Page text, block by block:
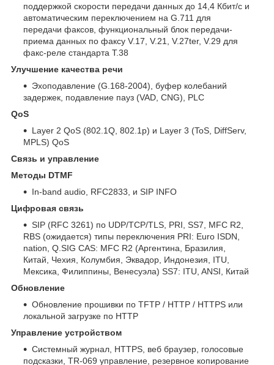
поддержкой скорости передачи данных до 14,4 Кбит/с и
автоматическим переключением на G.711 для
передачи факсов, функциональный блок передачи-
приема данных по факсу V.17, V.21, V.27ter, V.29 для
факс-реле стандарта T.38
Улучшение качества речи
Эхоподавление (G.168-2004), буфер колебаний
задержек, подавление пауз (VAD, CNG), PLC
QoS
Layer 2 QoS (802.1Q, 802.1p) и Layer 3 (ToS, DiffServ,
MPLS) QoS
Связь и управление
Методы DTMF
In-band audio, RFC2833, и SIP INFO
Цифровая связь
SIP (RFC 3261) по UDP/TCP/TLS, PRI, SS7, MFC R2,
RBS (ожидается) типы переключения PRI: Euro ISDN,
nation, Q.SIG CAS: MFC R2 (Аргентина, Бразилия,
Китай, Чехия, Колумбия, Эквадор, Индонезия, ITU,
Мексика, Филиппины, Венесуэла) SS7: ITU, ANSI, Китай
Обновление
Обновление прошивки по TFTP / HTTP / HTTPS или
локальной загрузке по HTTP
Управление устройством
Системный журнал, HTTPS, веб браузер, голосовые
подсказки, TR-069 управление, резервное копирование